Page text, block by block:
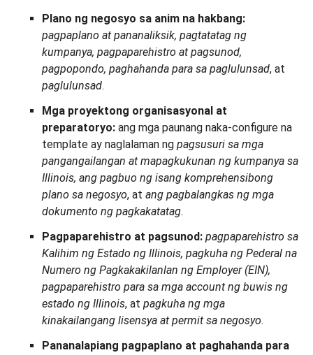
Plano ng negosyo sa anim na hakbang:
pagpaplano at pananaliksik, pagtatatag ng
kumpanya, pagpaparehistro at pagsunod,
pagpopondo, paghahanda para sa paglulunsad, at
paglulunsad.
Mga proyektong organisasyonal at
preparatoryo: ang mga paunang naka-configure na
template ay naglalaman ng pagsusuri sa mga
pangangailangan at mapagkukunan ng kumpanya sa
Illinois, ang pagbuo ng isang komprehensibong
plano sa negosyo, at ang pagbalangkas ng mga
dokumento ng pagkakatatag.
Pagpaparehistro at pagsunod: pagpaparehistro sa
Kalihim ng Estado ng Illinois, pagkuha ng Pederal na
Numero ng Pagkakakilanlan ng Employer (EIN),
pagpaparehistro para sa mga account ng buwis ng
estado ng Illinois, at pagkuha ng mga
kinakailangang lisensya at permit sa negosyo.
Pananalapiang pagpaplano at paghahanda para